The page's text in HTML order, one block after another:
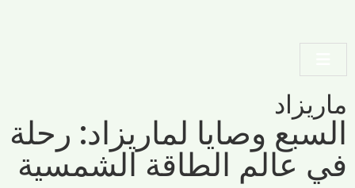
ماريزاد
السبع وصايا لماريزاد: رحلة
في عالم الطاقة الشمسية